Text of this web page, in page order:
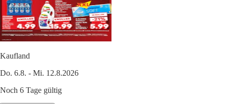
Kaufland
Do. 6.8. - Mi. 12.8.2026
Noch 6 Tage gültig